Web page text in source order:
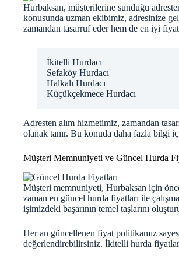
Hurbaksan, müşterilerine sunduğu
konusunda uzman ekibimiz, adresinize
zamandan tasarruf eder hem de en iyi fiyatı
İkitelli Hurdacı
Sefaköy Hurdacı
Halkalı Hurdacı
Küçükçekmece Hurdacı
Adresten alım hizmetimiz, zamandan
olanak tanır. Bu konuda daha fazla bilgi
Müşteri Memnuniyeti ve Güncel Hurda
Müşteri memnuniyeti, Hurbaksan için
zaman en güncel hurda fiyatları ile
işimizdeki başarının temel taşlarını
Her an güncellenen fiyat politikamız
değerlendirebilirsiniz. İkitelli hurda